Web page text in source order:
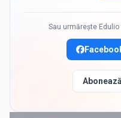
Sau urmărește